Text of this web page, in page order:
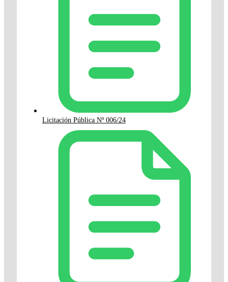
Licitación Pública Nº 006/24